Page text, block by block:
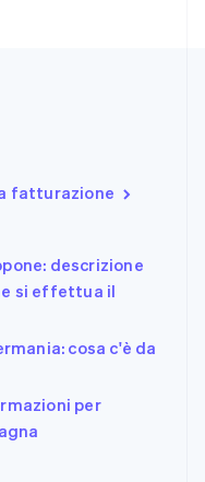
fatturazione
descrizione
si effettua il
cosa c'è da
per